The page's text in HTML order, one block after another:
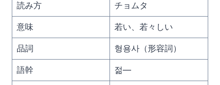
読み方 チョムタ
意味 若い、若々しい
品詞 형용사（形容詞）
語幹 젊—